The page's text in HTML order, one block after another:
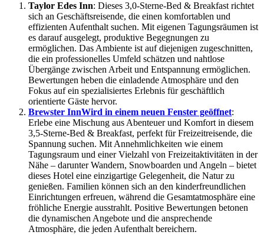
Taylor Edes Inn: Dieses 3,0-Sterne-Bed & Breakfast richtet
sich an Geschäftsreisende, die einen komfortablen und
effizienten Aufenthalt suchen. Mit eigenen Tagungsräumen ist
es darauf ausgelegt, produktive Begegnungen zu
ermöglichen. Das Ambiente ist auf diejenigen zugeschnitten,
die ein professionelles Umfeld schätzen und nahtlose
Übergänge zwischen Arbeit und Entspannung ermöglichen.
Bewertungen heben die einladende Atmosphäre und den
Fokus auf ein spezialisiertes Erlebnis für geschäftlich
orientierte Gäste hervor.
Brewster InnWird in einem neuen Fenster geöffnet:
Erlebe eine Mischung aus Abenteuer und Komfort in diesem
3,5-Sterne-Bed & Breakfast, perfekt für Freizeitreisende, die
Spannung suchen. Mit Annehmlichkeiten wie einem
Tagungsraum und einer Vielzahl von Freizeitaktivitäten in der
Nähe – darunter Wandern, Snowboarden und Angeln – bietet
dieses Hotel eine einzigartige Gelegenheit, die Natur zu
genießen. Familien können sich an den kinderfreundlichen
Einrichtungen erfreuen, während die Gesamtatmosphäre eine
fröhliche Energie ausstrahlt. Positive Bewertungen betonen
die dynamischen Angebote und die ansprechende
Atmosphäre, die jeden Aufenthalt bereichern.